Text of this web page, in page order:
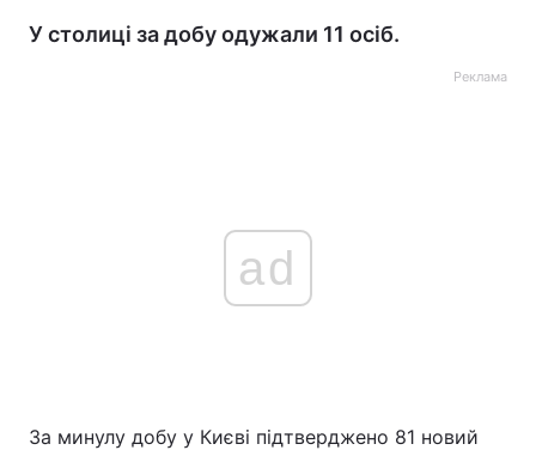
У столиці за добу одужали 11 осіб.
Реклама
ad
За минулу добу у Києві підтверджено 81 новий